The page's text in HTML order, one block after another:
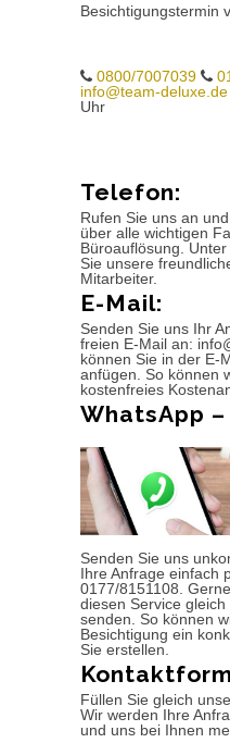
Besichtigungstermin
0800/7007039
info@team-deluxe.de
Uhr
Telefon:
Rufen Sie uns an
über alle wichtigen
Büroauflösung.
Sie unsere
Mitarbeiter.
E-Mail:
Senden Sie uns Ihr
freien E-Mail an:
können Sie in der E-
anfügen. So können
kostenfreies
WhatsApp
Senden Sie uns
Ihre Anfrage einfach
0177/8151108.
diesen Service
senden. So können
Besichtigung ein
Sie erstellen.
Füllen Sie gleich
Wir werden Ihre
und uns bei Ihnen